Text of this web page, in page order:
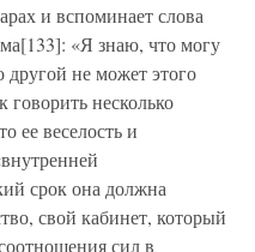
и вспоминает слова
«Я знаю, что могу
не может этого
говорить несколько
ее веселость и
срок она должна
свой кабинет, который
сил в